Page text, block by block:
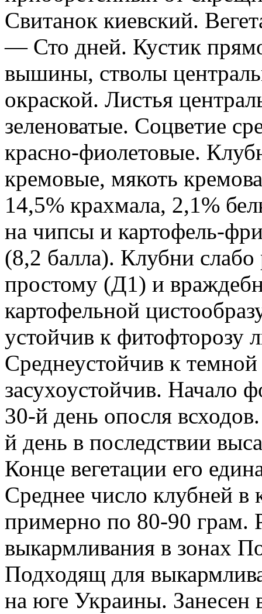
Свитанок киевский.
— Сто дней. Кустик
вышины, стволы
окраской. Листья
зеленоватые. Соцветие
красно-фиолетовые.
кремовые, мякоть
14,5% крахмала, 2,1%
на чипсы и картофель-
(8,2 балла). Клубни
простому (Д1) и
картофельной
устойчив к фитофторозу
Среднеустойчив к
засухоустойчив. Начало
30-й день опосля
й день в последствии
Конце вегетации его
Среднее число клубней
примерно по 80-90 грам.
выкармливания в зонах
Подходящ для
на юге Украины. Занесен